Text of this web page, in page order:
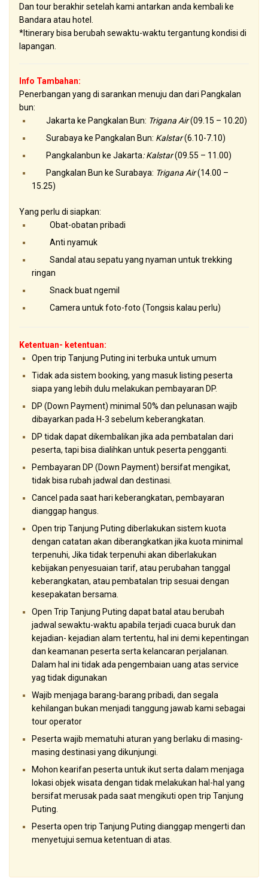
Dan tour berakhir setelah kami antarkan anda kembali ke
Bandara atau hotel.
*Itinerary bisa berubah sewaktu-waktu tergantung kondisi di
lapangan.
Info Tambahan:
Penerbangan yang di sarankan menuju dan dari Pangkalan
bun:
Jakarta ke Pangkalan Bun: Trigana Air(09.15 – 10.20)
Surabaya ke Pangkalan Bun: Kalstar(6.10-7.10)
Pangkalanbun ke Jakarta: Kalstar(09.55 – 11.00)
Pangkalan Bun ke Surabaya: Trigana Air(14.00 –
15.25)
Yang perlu di siapkan:
Obat-obatan pribadi
Anti nyamuk
Sandal atau sepatu yang nyaman untuk trekking
ringan
Snack buat ngemil
Camera untuk foto-foto (Tongsis kalau perlu)
Ketentuan- ketentuan:
Open trip Tanjung Puting ini terbuka untuk umum
Tidak ada sistem booking, yang masuk listing peserta
siapa yang lebih dulu melakukan pembayaran DP.
DP (Down Payment) minimal 50% dan pelunasan wajib
dibayarkan pada H-3 sebelum keberangkatan.
DP tidak dapat dikembalikan jika ada pembatalan dari
peserta, tapi bisa dialihkan untuk peserta pengganti.
Pembayaran DP (Down Payment) bersifat mengikat,
tidak bisa rubah jadwal dan destinasi.
Cancel pada saat hari keberangkatan, pembayaran
dianggap hangus.
Open trip Tanjung Puting diberlakukan sistem kuota
dengan catatan akan diberangkatkan jika kuota minimal
terpenuhi, Jika tidak terpenuhi akan diberlakukan
kebijakan penyesuaian tarif, atau perubahan tanggal
keberangkatan, atau pembatalan trip sesuai dengan
kesepakatan bersama.
Open Trip Tanjung Puting dapat batal atau berubah
jadwal sewaktu-waktu apabila terjadi cuaca buruk dan
kejadian- kejadian alam tertentu, hal ini demi kepentingan
dan keamanan peserta serta kelancaran perjalanan.
Dalam hal ini tidak ada pengembaian uang atas service
yag tidak digunakan
Wajib menjaga barang-barang pribadi, dan segala
kehilangan bukan menjadi tanggung jawab kami sebagai
tour operator
Peserta wajib mematuhi aturan yang berlaku di masing-
masing destinasi yang dikunjungi.
Mohon kearifan peserta untuk ikut serta dalam menjaga
lokasi objek wisata dengan tidak melakukan hal-hal yang
bersifat merusak pada saat mengikuti open trip Tanjung
Puting.
Peserta open trip Tanjung Puting dianggap mengerti dan
menyetujui semua ketentuan di atas.